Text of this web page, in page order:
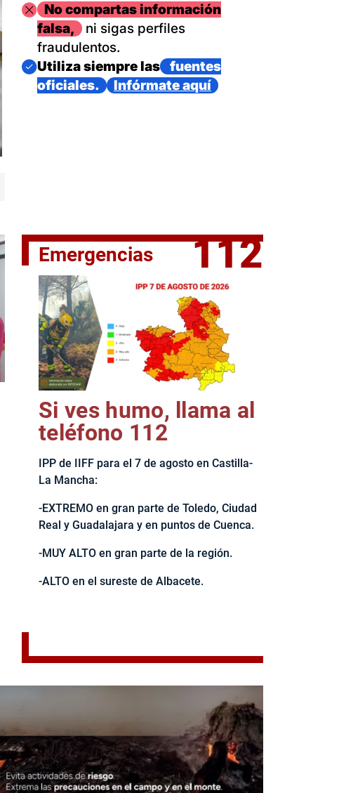
El jefe del Ejecutivo castellanomanchego, Emiliano García-
ImagenNo compartas información
falsa,
ni sigas perfiles
fraudulentos.
Imagen
Utiliza siempre las
fuentes
oficiales.
Infórmate aquí
Emergencias 112
Si ves humo, llama al
teléfono 112
IPP de IIFF para el 7 de agosto en Castilla-
La Mancha:
-EXTREMO en gran parte de Toledo, Ciudad
Real y Guadalajara y en puntos de Cuenca.
-MUY ALTO en gran parte de la región.
-ALTO en el sureste de Albacete.